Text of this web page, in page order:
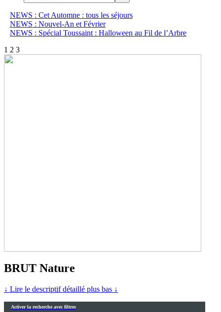
NEWS : Cet Automne : tous les séjours
NEWS : Nouvel-An et Février
NEWS : Spécial Toussaint : Halloween au Fil de l’Arbre
1 2 3
BRUT Nature
↓ Lire le descriptif détaillé plus bas ↓
Activer la recherche avec filtres